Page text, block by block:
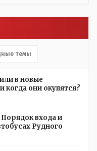
чтобы
чтоб никто
и аким должен взять
и не
темы
в новые
когда они окупятся?
входа и
Рудного